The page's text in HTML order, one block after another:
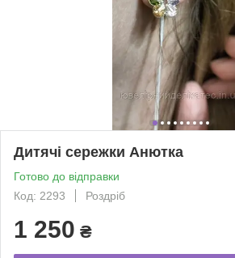
Дитячі сережки Анютка
Готово до відправки
Код: 2293
Роздріб
1 250 ₴